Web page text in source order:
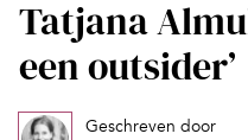
Tatjana
een outsider’
Geschreven door